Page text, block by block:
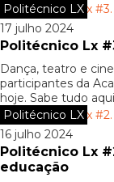
Politécnico LX
17 julho 2024
Politécnico Lx
Dança, teatro e
participantes da
hoje. Sabe tudo
Politécnico LX
16 julho 2024
Politécnico Lx
educação